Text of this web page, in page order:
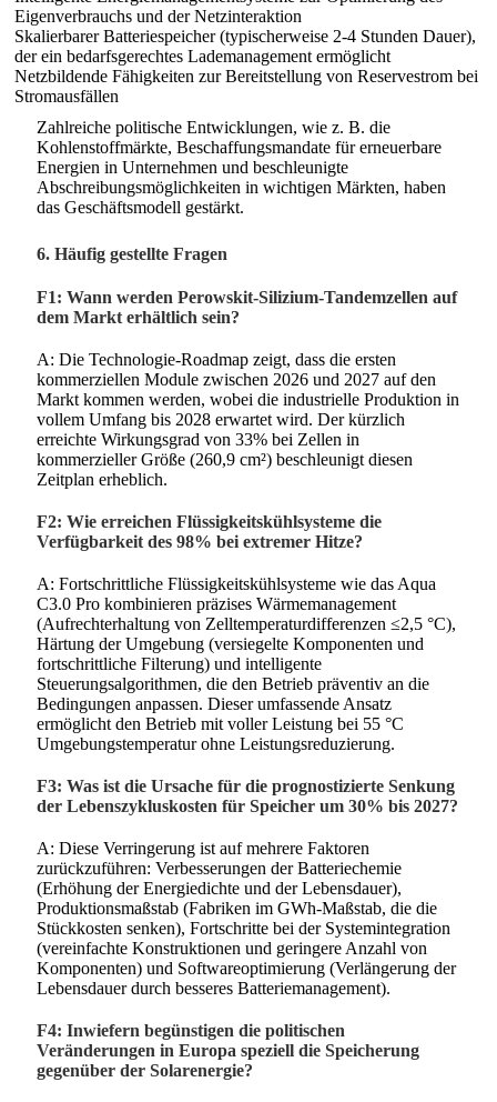
Eigenverbrauchs und der Netzinteraktion
Skalierbarer Batteriespeicher (typischerweise 2-4 Stunden Dauer),
der ein bedarfsgerechtes Lademanagement ermöglicht
Netzbildende Fähigkeiten zur Bereitstellung von Reservestrom bei
Stromausfällen
Zahlreiche politische Entwicklungen, wie z. B. die
Kohlenstoffmärkte, Beschaffungsmandate für erneuerbare
Energien in Unternehmen und beschleunigte
Abschreibungsmöglichkeiten in wichtigen Märkten, haben
das Geschäftsmodell gestärkt.
6. Häufig gestellte Fragen
F1: Wann werden Perowskit-Silizium-Tandemzellen auf
dem Markt erhältlich sein?
A: Die Technologie-Roadmap zeigt, dass die ersten
kommerziellen Module zwischen 2026 und 2027 auf den
Markt kommen werden, wobei die industrielle Produktion in
vollem Umfang bis 2028 erwartet wird. Der kürzlich
erreichte Wirkungsgrad von 33% bei Zellen in
kommerzieller Größe (260,9 cm²) beschleunigt diesen
Zeitplan erheblich.
F2: Wie erreichen Flüssigkeitskühlsysteme die
Verfügbarkeit des 98% bei extremer Hitze?
A: Fortschrittliche Flüssigkeitskühlsysteme wie das Aqua
C3.0 Pro kombinieren präzises Wärmemanagement
(Aufrechterhaltung von Zelltemperaturdifferenzen ≤2,5 °C),
Härtung der Umgebung (versiegelte Komponenten und
fortschrittliche Filterung) und intelligente
Steuerungsalgorithmen, die den Betrieb präventiv an die
Bedingungen anpassen. Dieser umfassende Ansatz
ermöglicht den Betrieb mit voller Leistung bei 55 °C
Umgebungstemperatur ohne Leistungsreduzierung.
F3: Was ist die Ursache für die prognostizierte Senkung
der Lebenszykluskosten für Speicher um 30% bis 2027?
A: Diese Verringerung ist auf mehrere Faktoren
zurückzuführen: Verbesserungen der Batteriechemie
(Erhöhung der Energiedichte und der Lebensdauer),
Produktionsmaßstab (Fabriken im GWh-Maßstab, die die
Stückkosten senken), Fortschritte bei der Systemintegration
(vereinfachte Konstruktionen und geringere Anzahl von
Komponenten) und Softwareoptimierung (Verlängerung der
Lebensdauer durch besseres Batteriemanagement).
F4: Inwiefern begünstigen die politischen
Veränderungen in Europa speziell die Speicherung
gegenüber der Solarenergie?